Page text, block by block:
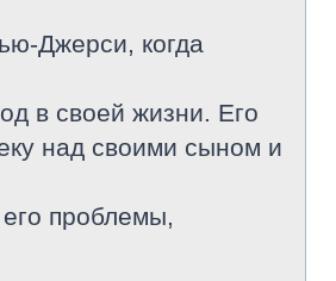
Джерси, когда
в своей жизни. Его
над своими сыном и
проблемы,